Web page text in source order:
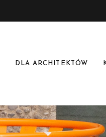
DLA ARCHITEKTÓW